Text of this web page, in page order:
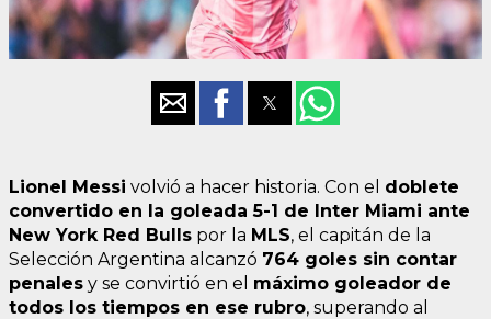
Lionel Messi volvió a hacer historia. Con el doblete
convertido en la goleada 5-1 de Inter Miami ante
New York Red Bulls por la MLS, el capitán de la
Selección Argentina alcanzó 764 goles sin contar
penales y se convirtió en el máximo goleador de
todos los tiempos en ese rubro, superando al